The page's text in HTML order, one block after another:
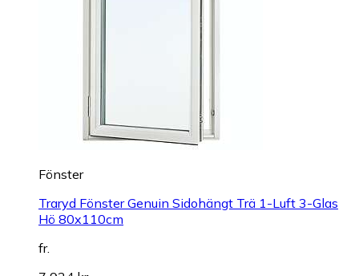
Fönster
Traryd Fönster Genuin Sidohängt Trä 1-Luft 3-Glas
Hö 80x110cm
fr.